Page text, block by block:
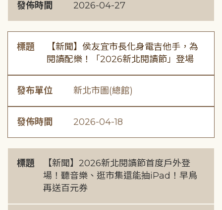
發佈時間 2026-04-27
標題
【新聞】侯友宜市長化身電吉他手，為
閱讀配樂！「2026新北閱讀節」登場
發布單位 新北市圖(總館)
發佈時間 2026-04-18
標題
【新聞】2026新北閱讀節首度戶外登
場！聽音樂、逛市集還能抽iPad！早鳥
再送百元券